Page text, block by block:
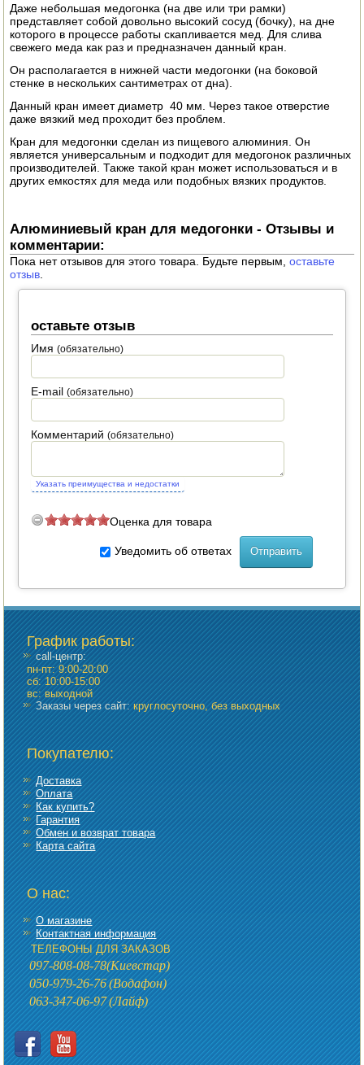
ОПРЫСКИВАТЕЛИ
ЭЛЕКТРО ШАШЛЫЧНИЦЫ
СОКОВЫЖИМАЛКИ
СУШИЛКИ ПРОДУКТОВ
СОКОВАРКИ
ДЛЯ ФЕРМЕРА
ОБОРУДОВАНИЕ ДЛЯ ПЧЕЛОВОДСТВА
СРЕДСТВА ОТ ВРЕДИТЕЛЕЙ
ДУШ ДЛЯ ДАЧИ И ДОМА
МАНГАЛЫ, КОПТИЛЬНИ
Даже небольшая медогонка (на две или три рамки)
представляет собой довольно высокий сосуд (бочку), на дне
которого в процессе работы скапливается мед. Для слива
свежего меда как раз и предназначен данный кран.
Он располагается в нижней части медогонки (на боковой
стенке в нескольких сантиметрах от дна).
Данный кран имеет диаметр 40 мм. Через такое отверстие
даже вязкий мед проходит без проблем.
Кран для медогонки сделан из пищевого алюминия. Он
является универсальным и подходит для медогонок различных
производителей. Также такой кран может использоваться и в
других емкостях для меда или подобных вязких продуктов.
Алюминиевый кран для медогонки - Отзывы и
комментарии:
Пока нет отзывов для этого товара. Будьте первым,оставьте
отзыв
оставьте отзыв
Имя(обязательно)
E-mail(обязательно)
Комментарий(обязательно)
Указать преимущества и недостатки
Оценка для товара
Уведомить об ответах
График работы:
call-центр:
пн-пт: 9:00-20:00
сб: 10:00-15:00
вс: выходной
Заказы через сайт:круглосуточно, без выходных
Покупателю:
Доставка
Оплата
Как купить?
Гарантия
Обмен и возврат товара
Карта сайта
О нас:
О магазине
Контактная информация
ТЕЛЕФОНЫ ДЛЯ ЗАКАЗОВ
097-808-08-78(Киевстар)
050-979-26-76(Водафон)
063-347-06-97(Лайф)